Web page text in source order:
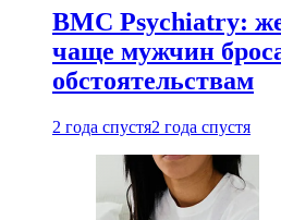
BMC Psychiatry:
чаще мужчин
обстоятельствам
2 года спустя2 года спустя